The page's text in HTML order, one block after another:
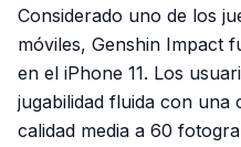
Considerado uno de los
móviles, Genshin Impact
en el iPhone 11. Los
jugabilidad fluida con
calidad media a 60